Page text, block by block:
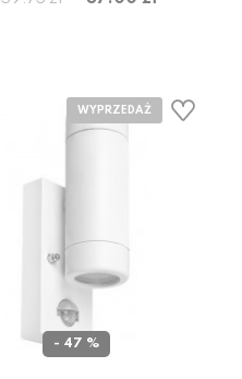
- 47 %